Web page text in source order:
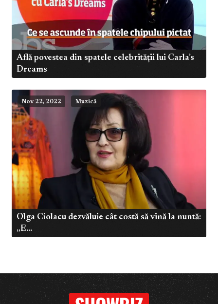
Află povestea din spatele celebrității lui Carla’s
Dreams
Nov 22, 2022 Muzică
Olga Ciolacu dezvăluie cât costă să vină la nuntă:
„E...